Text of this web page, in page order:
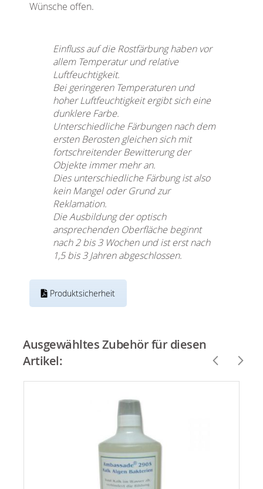
Wünsche offen.
Einfluss auf die Rostfärbung haben vor
allem Temperatur und relative
Luftfeuchtigkeit.
Bei geringeren Temperaturen und
hoher Luftfeuchtigkeit ergibt sich eine
dunklere Farbe.
Unterschiedliche Färbungen nach dem
ersten Berosten gleichen sich mit
fortschreitender Bewitterung der
Objekte immer mehr an.
Dies unterschiedliche Färbung ist also
kein Mangel oder Grund zur
Reklamation.
Die Ausbildung der optisch
ansprechenden Oberfläche beginnt
nach 2 bis 3 Wochen und ist erst nach
1,5 bis 3 Jahren abgeschlossen.
Produktsicherheit
Ausgewähltes Zubehör für diesen
Artikel: